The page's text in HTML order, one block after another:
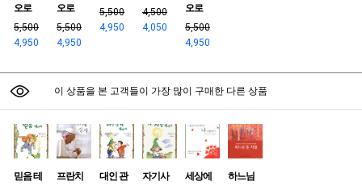
오로
5,500
4,950
오로
5,500
4,950
5,500
4,950
4,500
4,050
오로
5,500
4,950
이 상품을 본 고객들이 가장 많이 구매한 다른 상품
믿음 테
프란치
대인 관
자기사
세상에
하느님